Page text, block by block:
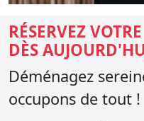
RÉSERVEZ
DÈS
Déménagez
occupons de tout !